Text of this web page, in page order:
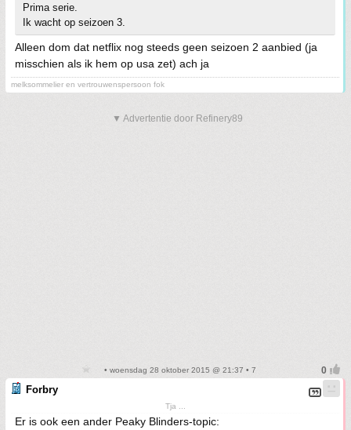
Prima serie.
Ik wacht op seizoen 3.
Alleen dom dat netflix nog steeds geen seizoen 2 aanbied (ja
misschien als ik hem op usa zet) ach ja
melksommelier en vertrouwenspersoon fok
▼ Advertentie door Refinery89
• woensdag 28 oktober 2015 @ 21:37 • 7
Forbry
Tja ...
Er is ook een ander Peaky Blinders-topic: